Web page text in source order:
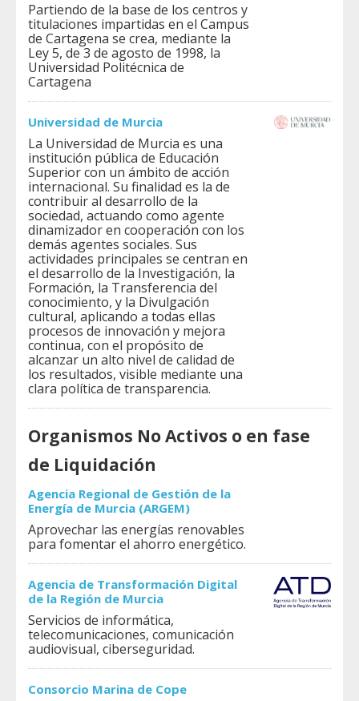
Partiendo de la base de los centros y
titulaciones impartidas en el Campus
de Cartagena se crea, mediante la
Ley 5, de 3 de agosto de 1998, la
Universidad Politécnica de
Cartagena
Universidad de Murcia
La Universidad de Murcia es una
institución pública de Educación
Superior con un ámbito de acción
internacional. Su finalidad es la de
contribuir al desarrollo de la
sociedad, actuando como agente
dinamizador en cooperación con los
demás agentes sociales. Sus
actividades principales se centran en
el desarrollo de la Investigación, la
Formación, la Transferencia del
conocimiento, y la Divulgación
cultural, aplicando a todas ellas
procesos de innovación y mejora
continua, con el propósito de
alcanzar un alto nivel de calidad de
los resultados, visible mediante una
clara política de transparencia.
Organismos No Activos o en fase
de Liquidación
Agencia Regional de Gestión de la
Energía de Murcia (ARGEM)
Aprovechar las energías renovables
para fomentar el ahorro energético.
Agencia de Transformación Digital
de la Región de Murcia
Servicios de informática,
telecomunicaciones, comunicación
audiovisual, ciberseguridad.
Consorcio Marina de Cope